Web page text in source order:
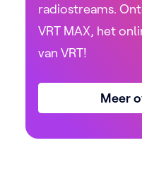
radiostreams.
VRT MAX, het
van VRT!
Meer